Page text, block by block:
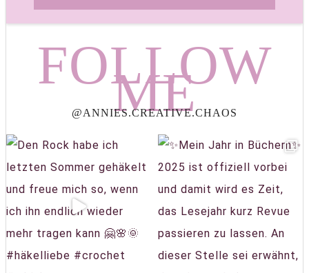
FOLLOW
ME
@ANNIES.CREATIVE.CHAOS